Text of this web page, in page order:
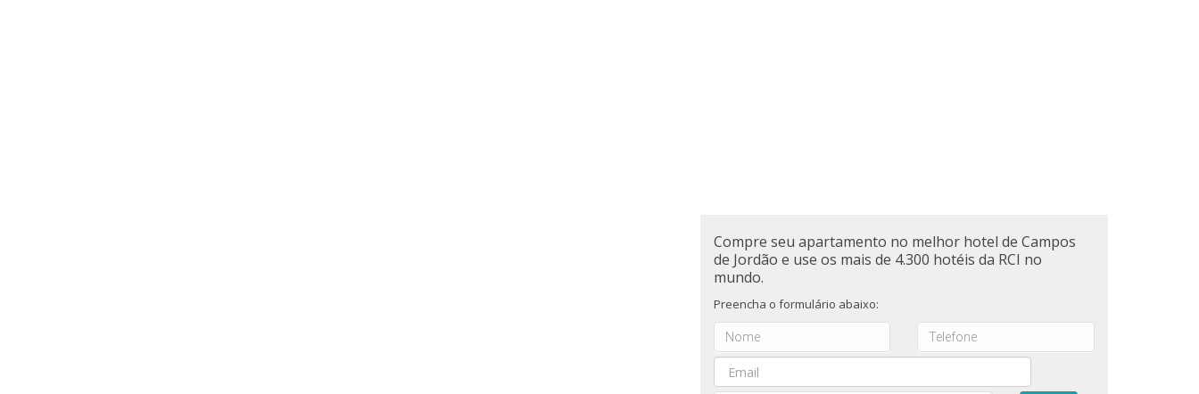
Compre seu apartamento no melhor hotel de Campos
de Jordão e use os mais de 4.300 hotéis da RCI no
mundo.
Preencha o formulário abaixo: